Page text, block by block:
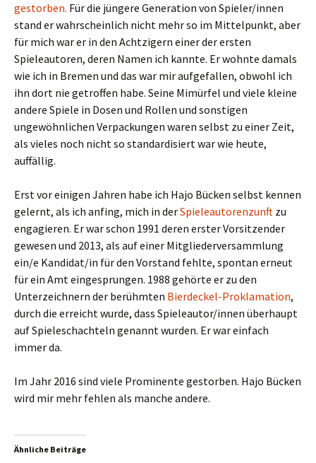
gestorben. Für die jüngere Generation von Spieler/innen
stand er wahrscheinlich nicht mehr so im Mittelpunkt, aber
für mich war er in den Achtzigern einer der ersten
Spieleautoren, deren Namen ich kannte. Er wohnte damals
wie ich in Bremen und das war mir aufgefallen, obwohl ich
ihn dort nie getroffen habe. Seine Mimürfel und viele kleine
andere Spiele in Dosen und Rollen und sonstigen
ungewöhnlichen Verpackungen waren selbst zu einer Zeit,
als vieles noch nicht so standardisiert war wie heute,
auffällig.
Erst vor einigen Jahren habe ich Hajo Bücken selbst kennen
gelernt, als ich anfing, mich in derSpieleautorenzunft zu
engagieren. Er war schon 1991 deren erster Vorsitzender
gewesen und 2013, als auf einer Mitgliederversammlung
ein/e Kandidat/in für den Vorstand fehlte, spontan erneut
für ein Amt eingesprungen. 1988 gehörte er zu den
Unterzeichnern der berühmten Bierdeckel-Proklamation,
durch die erreicht wurde, dass Spieleautor/innen überhaupt
auf Spieleschachteln genannt wurden. Er war einfach
immer da.
Im Jahr 2016 sind viele Prominente gestorben. Hajo Bücken
wird mir mehr fehlen als manche andere.
Ähnliche Beiträge